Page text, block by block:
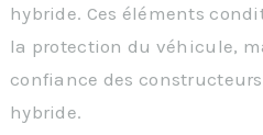
hybride. Ces éléments
la protection du véhicule,
confiance des
hybride.